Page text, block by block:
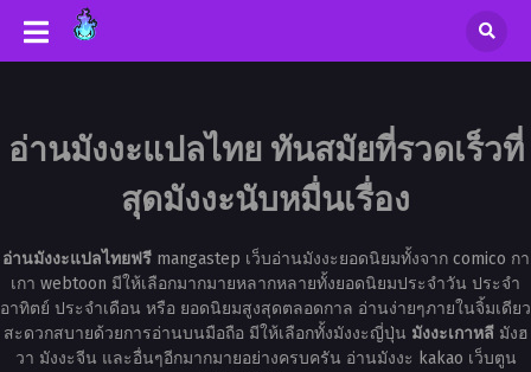
อ่านมังงะแปลไทย ทันสมัยที่รวดเร็วที่
สุดมังงะนับหมื่นเรื่อง
อ่านมังงะแปลไทยฟรีmangastep เว็บอ่านมังงะยอดนิยมทั้งจาก comico กา
เกา webtoon มีให้เลือกมากมายหลากหลายทั้งยอดนิยมประจำวัน ประจำ
อาทิตย์ ประจำเดือน หรือ ยอดนิยมสูงสุดตลอดกาล อ่านง่ายๆภายในจิ้มเดียว
สะดวกสบายด้วยการอ่านบนมือถือ มีให้เลือกทั้งมังงะญี่ปุ่น มังงะเกาหลีมังฮ
วา มังงะจีน และอื่นๆอีกมากมายอย่างครบครัน อ่านมังงะ kakao เว็บตูน